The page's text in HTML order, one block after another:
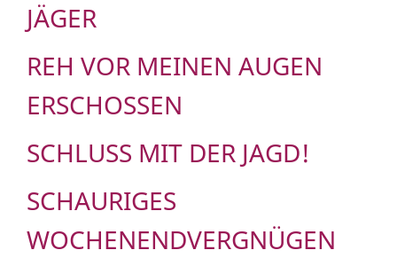
JÄGER
REH VOR MEINEN AUGEN
ERSCHOSSEN
SCHLUSS MIT DER JAGD!
SCHAURIGES
WOCHENENDVERGNÜGEN